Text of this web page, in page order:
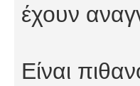
έχουν
Είναι